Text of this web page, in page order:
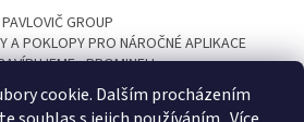
cookie. Dalším procházením
PAVLOVIČ GROUP
POKLOPY PRO NÁROČNÉ APLIKACE
PROMINELI